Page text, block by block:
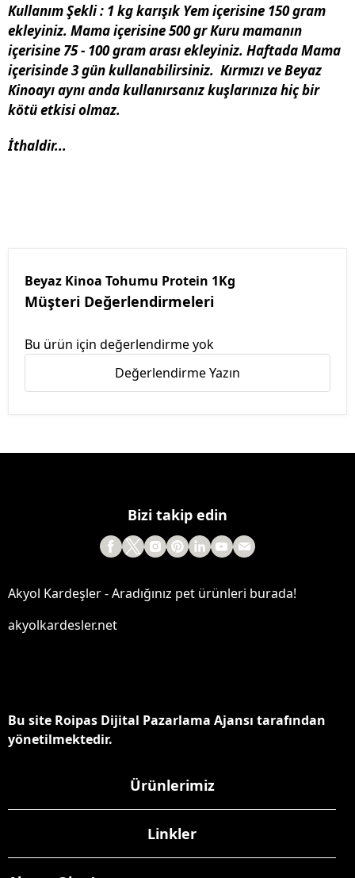
Kullanım Şekli : 1 kg karışık Yem içerisine 150 gram
ekleyiniz. Mama içerisine 500 gr Kuru mamanın
içerisine 75 - 100 gram arası ekleyiniz. Haftada Mama
içerisinde 3 gün kullanabilirsiniz. Kırmızı ve Beyaz
Kinoayı aynı anda kullanırsanız kuşlarınıza hiç bir
kötü etkisi olmaz.
İthaldir...
Beyaz Kinoa Tohumu Protein 1Kg
Müşteri Değerlendirmeleri
Bu ürün için değerlendirme yok
Değerlendirme Yazın
Bizi takip edin
Akyol Kardeşler - Aradığınız pet ürünleri burada!
akyolkardesler.net
Bu site Roipas Dijital Pazarlama Ajansı tarafından
yönetilmektedir.
Ürünlerimiz
Linkler